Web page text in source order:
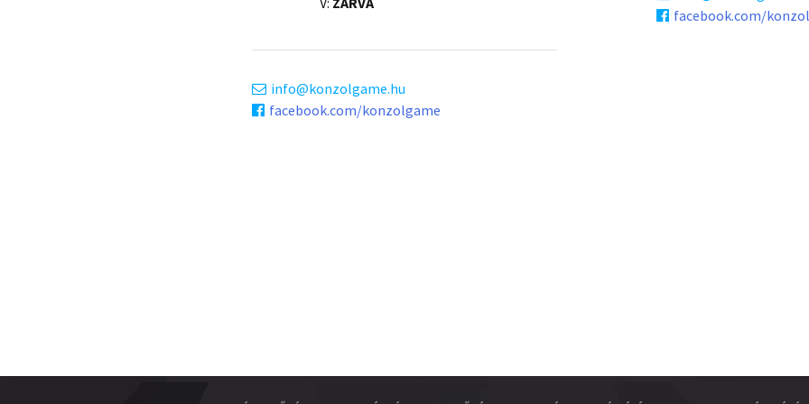
info
konzolgame.hu
facebook.com/konzolgame
facebook.com/